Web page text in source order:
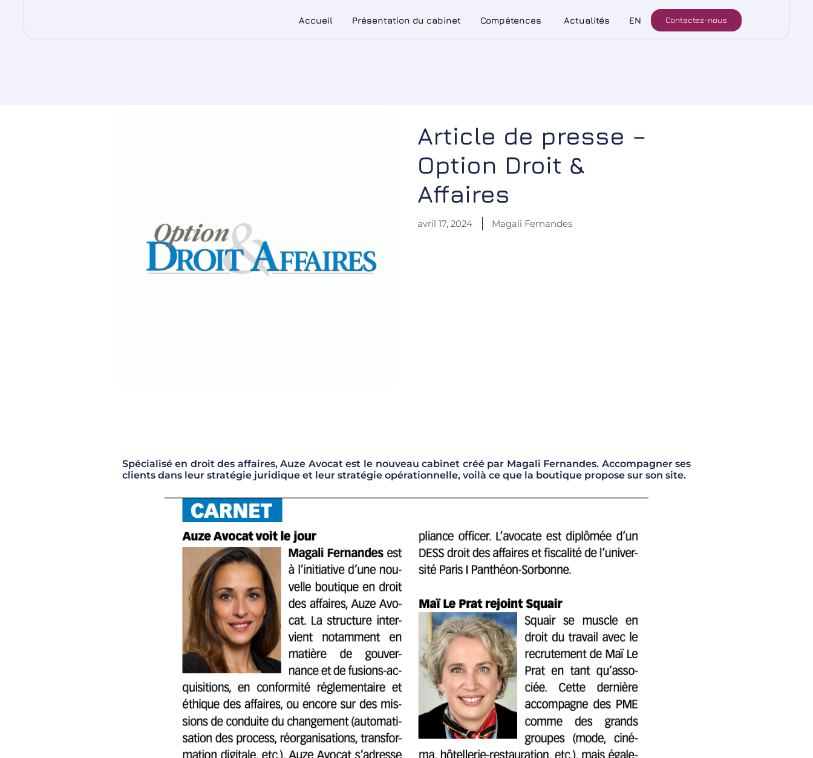
Accueil Présentation du cabinet Compétences Actualités EN Contactez-nous
Accueil Présentation du cabinet Compétences Actualités EN Contactez-nous
Article de presse –
Option Droit &
Affaires
avril 17, 2024 Magali Fernandes
Spécialisé en droit des affaires, Auze Avocat est le nouveau cabinet créé par Magali Fernandes. Accompagner ses
clients dans leur stratégie juridique et leur stratégie opérationnelle, voilà ce que la boutique propose sur son site.